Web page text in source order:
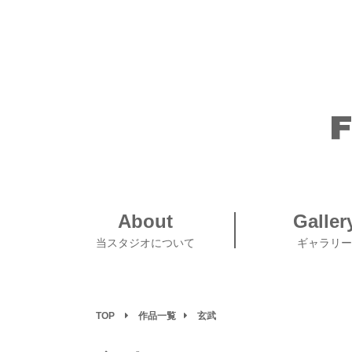
About
当スタジオについて ギャラリー
TOP 作品一覧 玄武